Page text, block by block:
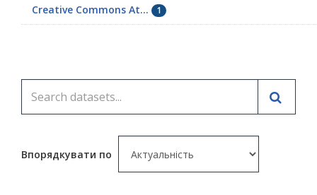
Creative Commons At... 1
Впорядкувати по